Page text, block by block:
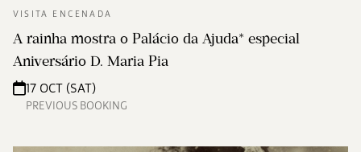
VISITA ENCENADA
A rainha mostra o Palácio da Ajuda* especial
Aniversário D. Maria Pia
17 OCT (SAT)
PREVIOUS BOOKING